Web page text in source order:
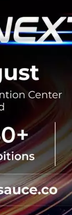
550,000
นการชำระ
งรับบัตรที่มี
จการการค้า
ะทรวงการ
ล้านบาท
ค้างจ่ายค่า
วันนี้ 14 ธ.ค